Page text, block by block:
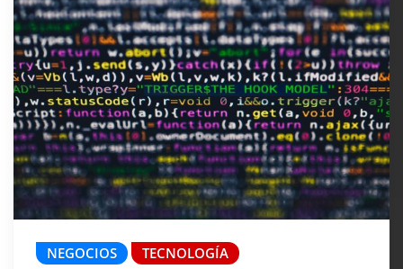
NEGOCIOS TECNOLOGÍA